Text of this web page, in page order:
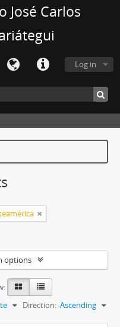
José Carlos
Log in
options
Direction: Ascending